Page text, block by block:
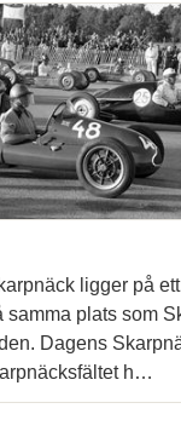
ligger på
samma plats som
Dagens
h…